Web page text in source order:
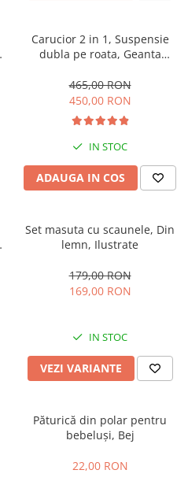
Carucior 2 in 1, Suspensie
dubla pe roata, Geanta
Belecoo, turcoaz
465,00 RON
450,00 RON
IN STOC
ADAUGA IN COS
Set masuta cu scaunele, Din
lemn, Ilustrate
179,00 RON
169,00 RON
IN STOC
VEZI VARIANTE
Păturică din polar pentru
bebeluși, Bej
22,00 RON